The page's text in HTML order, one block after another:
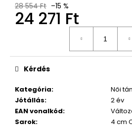
28 554 Ft –15 %
24 271 Ft
Kategória:
Női
Jótállás:
2 év
EAN vonalkód:
Sarok:
4 cm
Kérdés